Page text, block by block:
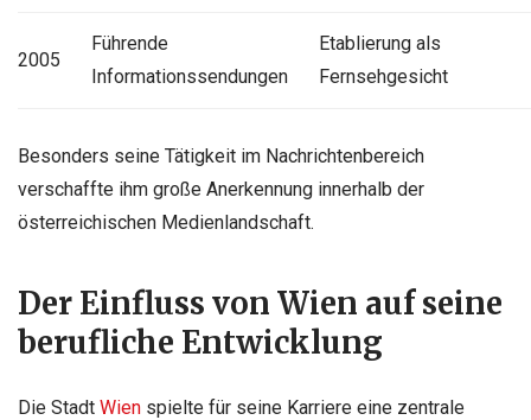
2005
Führende
Informationssendungen
Etablierung als
Fernsehgesicht
Besonders seine Tätigkeit im Nachrichtenbereich
verschaffte ihm große Anerkennung innerhalb der
österreichischen Medienlandschaft.
Der Einfluss von Wien auf seine
berufliche Entwicklung
Die Stadt Wien spielte für seine Karriere eine zentrale